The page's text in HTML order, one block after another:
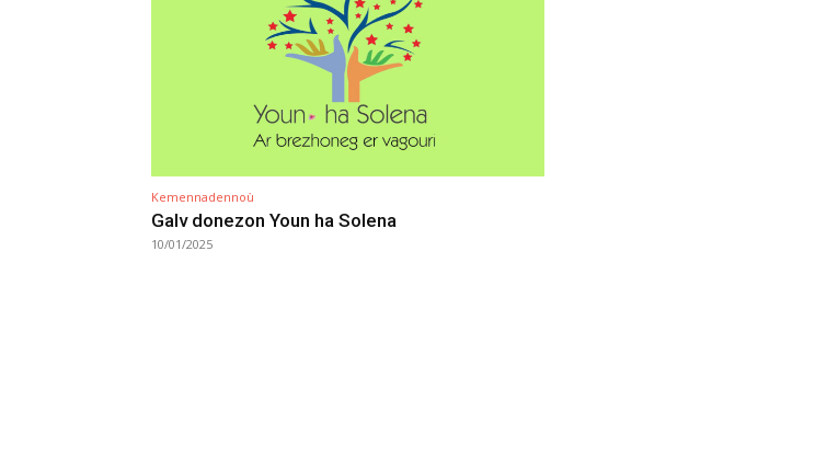
Kemennadennoù
Galv donezon Youn ha Solena
10/01/2025